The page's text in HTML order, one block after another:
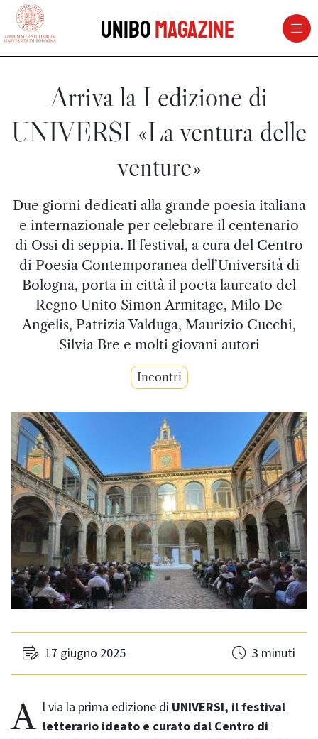
vai al contenuto della pagina
UniboMagazine
Arriva la I edizione di
UNIVERSI «La ventura delle
venture»
Due giorni dedicati alla grande poesia italiana
e internazionale per celebrare il centenario
di Ossi di seppia. Il festival, a cura del Centro
di Poesia Contemporanea dell’Università di
Bologna, porta in città il poeta laureato del
Regno Unito Simon Armitage, Milo De
Angelis, Patrizia Valduga, Maurizio Cucchi,
Silvia Bre e molti giovani autori
Incontri
17 giugno 2025 3 minuti
Al via la prima edizione di UNIVERSI, il festival
letterario ideato e curato dal Centro di